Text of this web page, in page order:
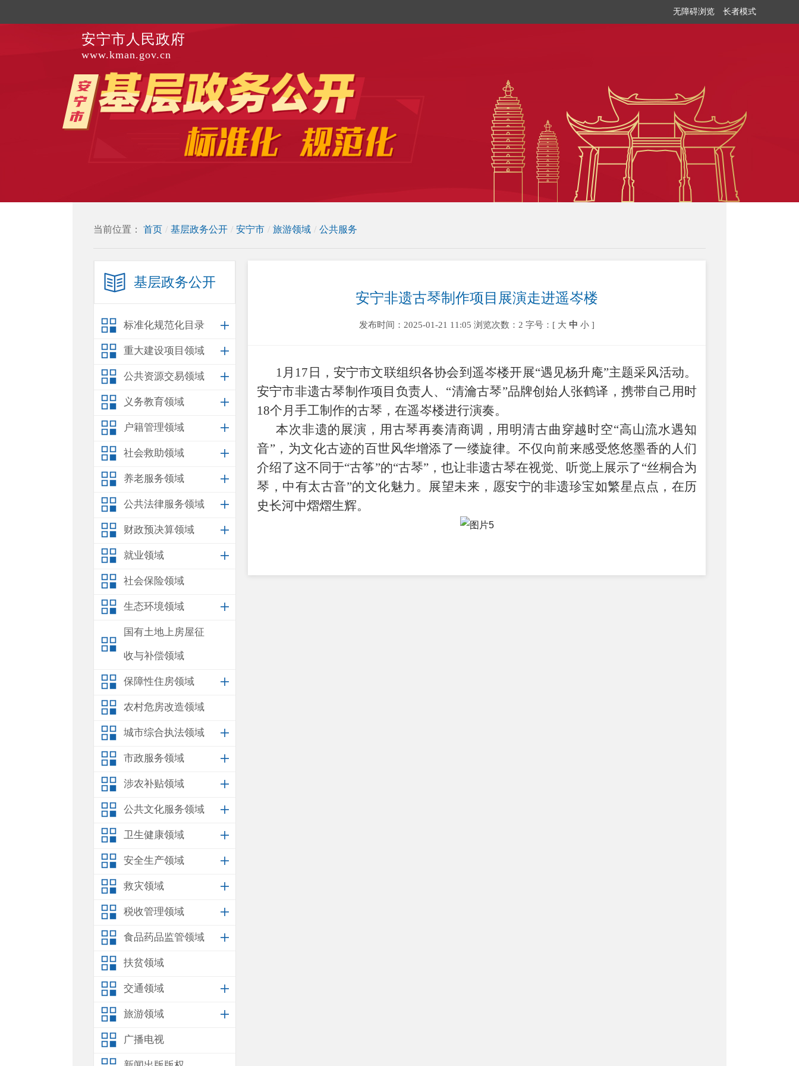
无障碍浏览 长者模式
安宁市人民政府
www.kman.gov.cn
当前位置： 首页 / 基层政务公开 / 安宁市 / 旅游领域 / 公共服务
基层政务公开
标准化规范化目录
重大建设项目领域
公共资源交易领域
义务教育领域
户籍管理领域
社会救助领域
养老服务领域
公共法律服务领域
财政预决算领域
就业领域
社会保险领域
生态环境领域
国有土地上房屋征
收与补偿领域
保障性住房领域
农村危房改造领域
城市综合执法领域
市政服务领域
涉农补贴领域
公共文化服务领域
卫生健康领域
安全生产领域
救灾领域
税收管理领域
食品药品监管领域
扶贫领域
交通领域
旅游领域
广播电视
安宁非遗古琴制作项目展演走进遥岑楼
发布时间：2025-01-21 11:05 浏览次数：2 字号：[ 大 中 小 ]
1月 17 日，安宁市文联组织各协会到遥岑楼开展“遇见杨升庵”主题采风活动。
安宁市非遗古琴制作项目负责人、“清瀹古琴”品牌创始人张鹤译，携带自己用时
18个月手工制作的古琴，在遥岑楼进行演奏。
本次非遗的展演，用古琴再奏清商调，用明清古曲穿越时空“高山流水遇知
音”，为文化古迹的百世风华增添了一缕旋律。不仅向前来感受悠悠墨香的人们
介绍了这不同于“古筝”的“古琴”，也让非遗古琴在视觉、听觉上展示了“丝桐合为
琴，中有太古音”的文化魅力。展望未来，愿安宁的非遗珍宝如繁星点点，在历
史长河中熠熠生辉。